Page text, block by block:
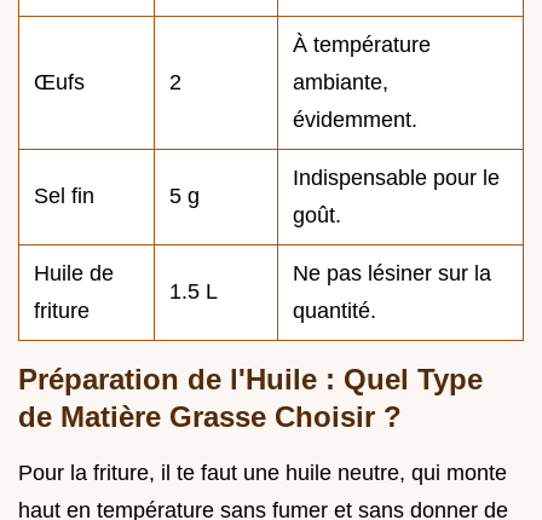
Œufs 2
À température
ambiante,
évidemment.
Sel fin 5 g
Indispensable pour le
goût.
Huile de
friture
1.5 L
Ne pas lésiner sur la
quantité.
Préparation de l'Huile : Quel Type
de Matière Grasse Choisir ?
Pour la friture, il te faut une huile neutre, qui monte
haut en température sans fumer et sans donner de